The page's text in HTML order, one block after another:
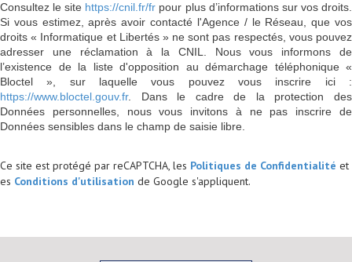
Consultez le site https://cnil.fr/fr pour plus d’informations sur vos droits.
Si vous estimez, après avoir contacté l'Agence / le Réseau, que vos
droits « Informatique et Libertés » ne sont pas respectés, vous pouvez
adresser une réclamation à la CNIL. Nous vous informons de
l’existence de la liste d'opposition au démarchage téléphonique «
Bloctel », sur laquelle vous pouvez vous inscrire ici :
https://www.bloctel.gouv.fr. Dans le cadre de la protection des
Données personnelles, nous vous invitons à ne pas inscrire de
Données sensibles dans le champ de saisie libre.
Ce site est protégé par reCAPTCHA, les Politiques de Confidentialité et
es Conditions d'utilisation de Google s'appliquent.